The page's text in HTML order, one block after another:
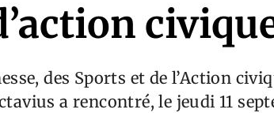
des Sports et de l’Action
a rencontré, le jeudi 11